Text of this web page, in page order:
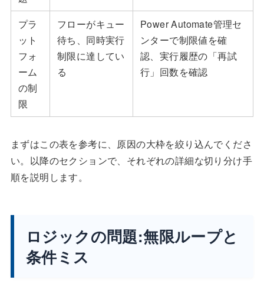
プラ
ット
フォ
ーム
の制
限
フローがキュー
待ち、同時実行
制限に達してい
る
Power Automate管理セ
ンターで制限値を確
認、実行履歴の「再試
行」回数を確認
まずはこの表を参考に、原因の大枠を絞り込んでくださ
い。以降のセクションで、それぞれの詳細な切り分け手
順を説明します。
ロジックの問題:無限ループと
条件ミス